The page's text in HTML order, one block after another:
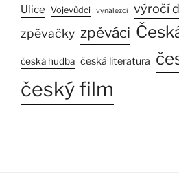
Ulice Vojevůdci vynálezci výročí
zpěvačky zpěváci
česká hudba česká literatura
český film